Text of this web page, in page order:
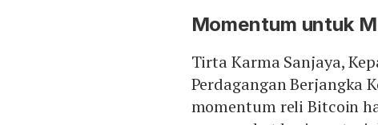
Momentum untuk
Tirta Karma Sanjaya,
Perdagangan Berjangka
momentum reli Bitcoin